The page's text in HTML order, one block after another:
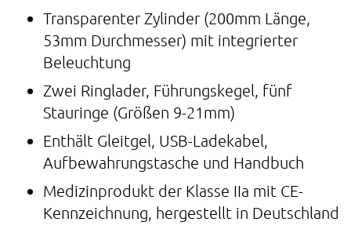
Transparenter Zylinder (200mm Länge,
53mm Durchmesser) mit integrierter
Beleuchtung
Zwei Ringlader, Führungskegel, fünf
Stauringe (Größen 9-21mm)
Enthält Gleitgel, USB-Ladekabel,
Aufbewahrungstasche und Handbuch
Medizinprodukt der Klasse IIa mit CE-
Kennzeichnung, hergestellt in Deutschland